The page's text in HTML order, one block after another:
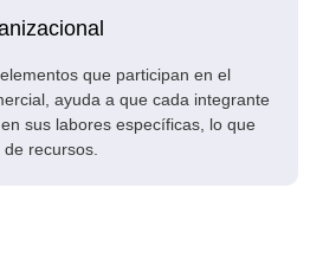
que participan en el
ayuda a que cada integrante
sus labores específicas, lo que
recursos.